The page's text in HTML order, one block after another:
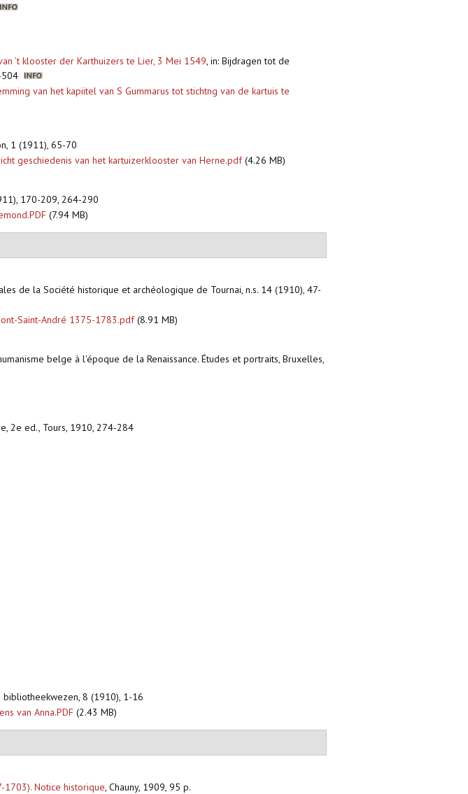
’t klooster der Karthuizers te Lier, 3 Mei 1549, in: Bijdragen tot de
504
van het kapiitel van S Gummarus tot stichtng van de kartuis te
1 (1911), 65-70
geschiedenis van het kartuizerklooster van Herne.pdf(4.26 MB)
170-209, 264-290
(7.94 MB)
de la Société historique et archéologique de Tournai, n.s. 14 (1910), 47-
Saint-André 1375-1783.pdf(8.91 MB)
belge à l'époque de la Renaissance. Études et portraits, Bruxelles,
2e ed., Tours, 1910, 274-284
8 (1910), 1-16
van Anna.PDF (2.43 MB)
1703). Notice historique, Chauny, 1909, 95 p.